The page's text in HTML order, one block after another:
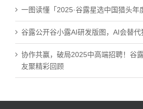
一图读懂「2025·谷露星选中国猎头年
谷露公开谷小露AI研发版图，AI会替代
协作共赢，破局2025中高端招聘！谷
友聚精彩回顾